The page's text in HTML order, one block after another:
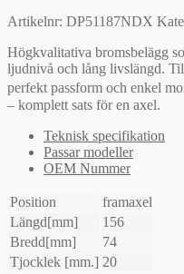
Artikelnr: DP51187NDX
Högkvalitativa bromsbelägg
ljudnivå och lång livslängd.
perfekt passform och enkel
– komplett sats för en axel.
Teknisk specifikation
Passar modeller
OEM Nummer
Position
framaxel
Längd[mm]
156
Bredd[mm]
74
Tjocklek [mm.] 20